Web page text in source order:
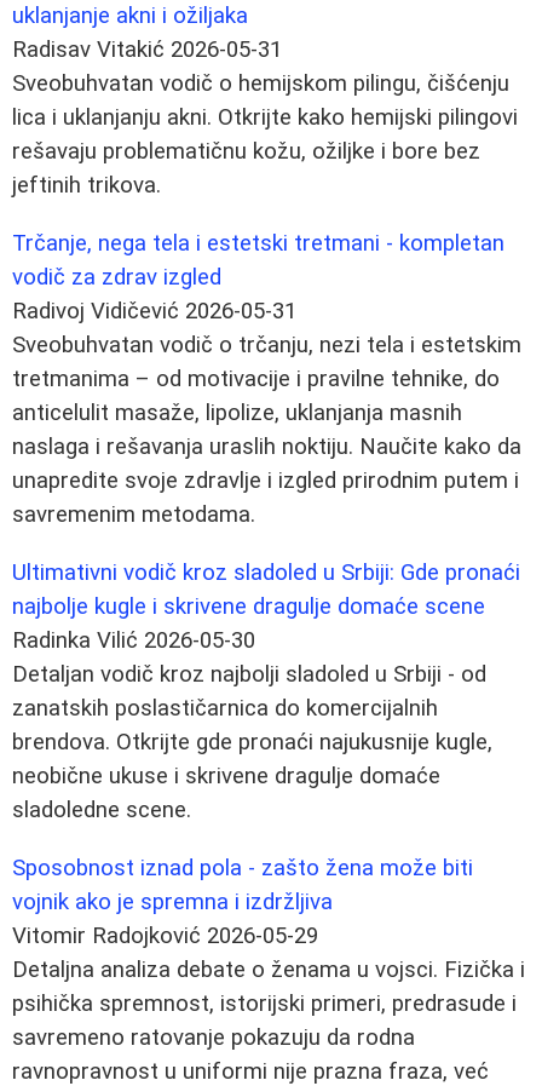
uklanjanje akni i ožiljaka
Radisav Vitakić 2026-05-31
Sveobuhvatan vodič o hemijskom pilingu, čišćenju
lica i uklanjanju akni. Otkrijte kako hemijski pilingovi
rešavaju problematičnu kožu, ožiljke i bore bez
jeftinih trikova.
Trčanje, nega tela i estetski tretmani - kompletan
vodič za zdrav izgled
Radivoj Vidičević 2026-05-31
Sveobuhvatan vodič o trčanju, nezi tela i estetskim
tretmanima – od motivacije i pravilne tehnike, do
anticelulit masaže, lipolize, uklanjanja masnih
naslaga i rešavanja uraslih noktiju. Naučite kako da
unapredite svoje zdravlje i izgled prirodnim putem i
savremenim metodama.
Ultimativni vodič kroz sladoled u Srbiji: Gde pronaći
najbolje kugle i skrivene dragulje domaće scene
Radinka Vilić 2026-05-30
Detaljan vodič kroz najbolji sladoled u Srbiji - od
zanatskih poslastičarnica do komercijalnih
brendova. Otkrijte gde pronaći najukusnije kugle,
neobične ukuse i skrivene dragulje domaće
sladoledne scene.
Sposobnost iznad pola - zašto žena može biti
vojnik ako je spremna i izdržljiva
Vitomir Radojković 2026-05-29
Detaljna analiza debate o ženama u vojsci. Fizička i
psihička spremnost, istorijski primeri, predrasude i
savremeno ratovanje pokazuju da rodna
ravnopravnost u uniformi nije prazna fraza, već